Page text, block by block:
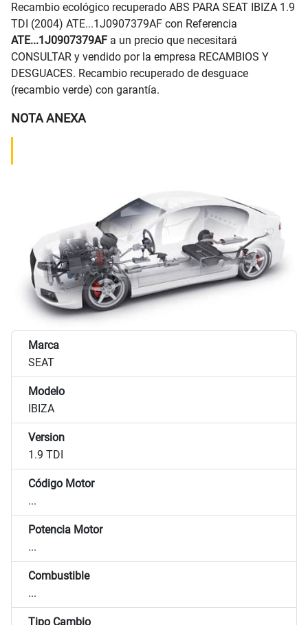
Recambio ecológico recuperado ABS PARA SEAT IBIZA 1.9
TDI (2004) ATE...1J0907379AF con Referencia
ATE...1J0907379AF a un precio que necesitará
CONSULTAR y vendido por la empresa RECAMBIOS Y
DESGUACES. Recambio recuperado de desguace
(recambio verde) con garantía.
NOTA ANEXA
Marca
SEAT
Modelo
IBIZA
Version
1.9 TDI
Código Motor
...
Potencia Motor
...
Combustible
...
Tipo Cambio